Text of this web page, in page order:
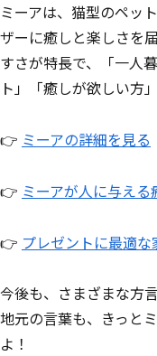
ミーアは、猫型のペッ
ザーに癒しと楽しさを
すさが特長で、「一人
ト」「癒しが欲しい方
👉 ミーアの詳細を見る
👉 ミーアが人に与え
👉 プレゼントに最適
今後も、さまざまな方
地元の言葉も、きっと
よ！